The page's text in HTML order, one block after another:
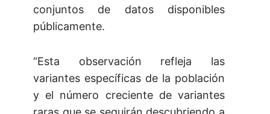
conjuntos de datos disponibles
públicamente.
“Esta observación refleja las
variantes específicas de la población
y el número creciente de variantes